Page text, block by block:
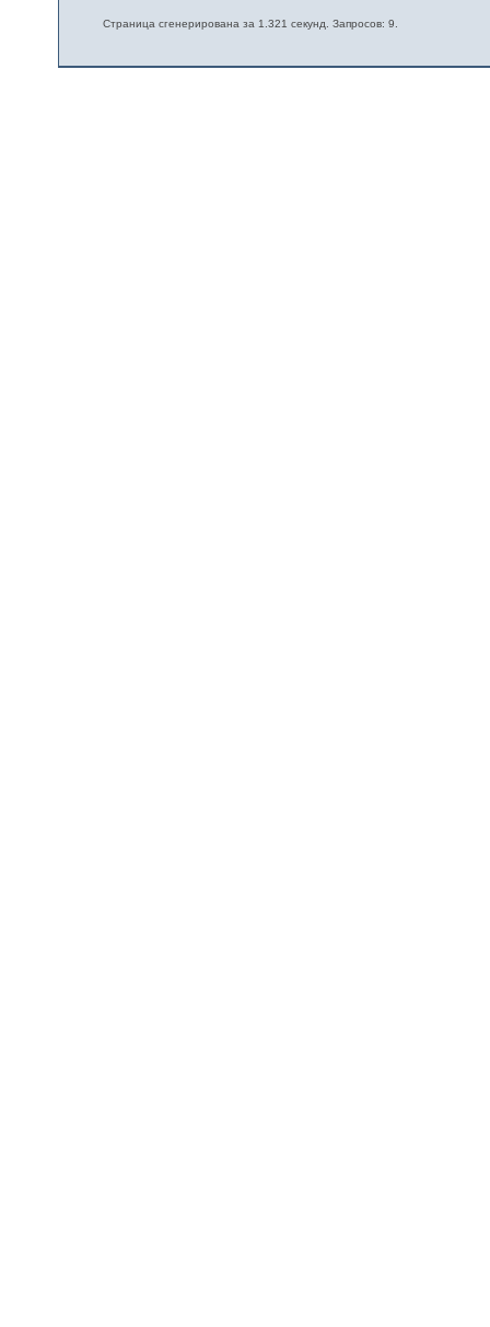
Страница сгенерирована за 1.321 секунд. Запросов: 9.